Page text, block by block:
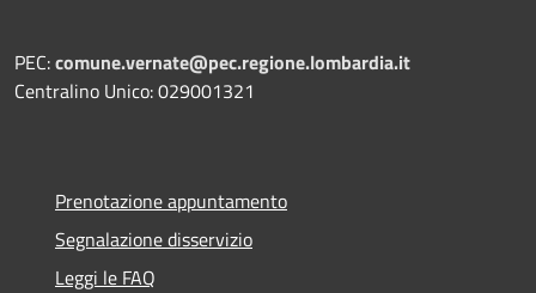
PEC:comune.vernate@pec.regione.lombardia.it
Centralino Unico: 029001321
Prenotazione appuntamento
Segnalazione disservizio
Leggi le FAQ